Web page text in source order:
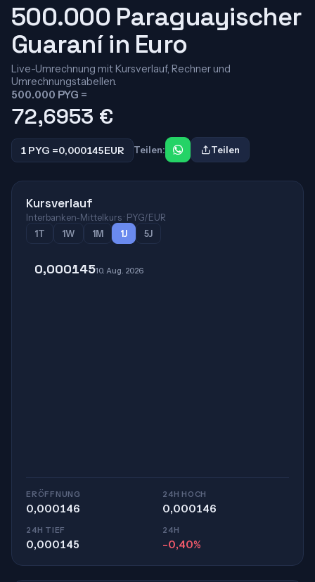
500.000 Paraguayischer
Guaraní in Euro
Live-Umrechnung mit Kursverlauf, Rechner und
Umrechnungstabellen.
500.000 PYG =
72,6953 €
1 PYG =0,000145EUR Teilen: Teilen
Kursverlauf
Interbanken-Mittelkurs · PYG/EUR
1T
1W 1M 1J 5J
0,00014510. Aug. 2026
ERÖFFNUNG
0,000146
24H HOCH
0,000146
24H TIEF
0,000145
24H
-0,40%